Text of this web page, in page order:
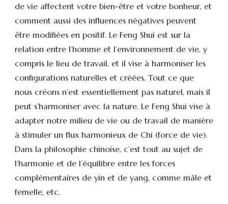
de vie affectent votre bien-être et votre bonheur, et
comment aussi des influences négatives peuvent
être modifiées en positif. Le Feng Shui est sur la
relation entre l’homme et l’environnement de vie, y
compris le lieu de travail, et il vise à harmoniser les
configurations naturelles et créées. Tout ce que
nous créons n’est essentiellement pas naturel, mais il
peut s’harmoniser avec la nature. Le Feng Shui vise à
adapter notre milieu de vie ou de travail de manière
à stimuler un flux harmonieux de Chi (force de vie).
Dans la philosophie chinoise, c’est tout au sujet de
l’harmonie et de l’équilibre entre les forces
complémentaires de yin et de yang, comme mâle et
femelle, etc.